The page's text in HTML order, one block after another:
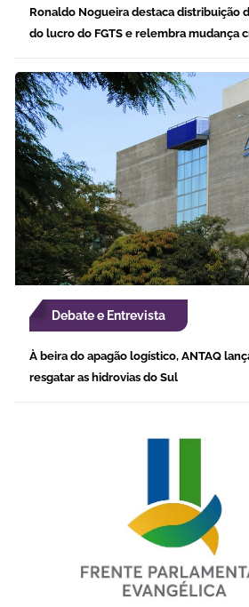
Ronaldo Nogueira destaca distribuição
do lucro do FGTS e relembra mudança
Debate e Entrevista
À beira do apagão logístico, ANTAQ
resgatar as hidrovias do Sul